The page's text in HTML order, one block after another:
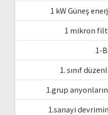
1 kW Güneş
1 mikron
1-
1. sınıf
1.grup
1.sanayi